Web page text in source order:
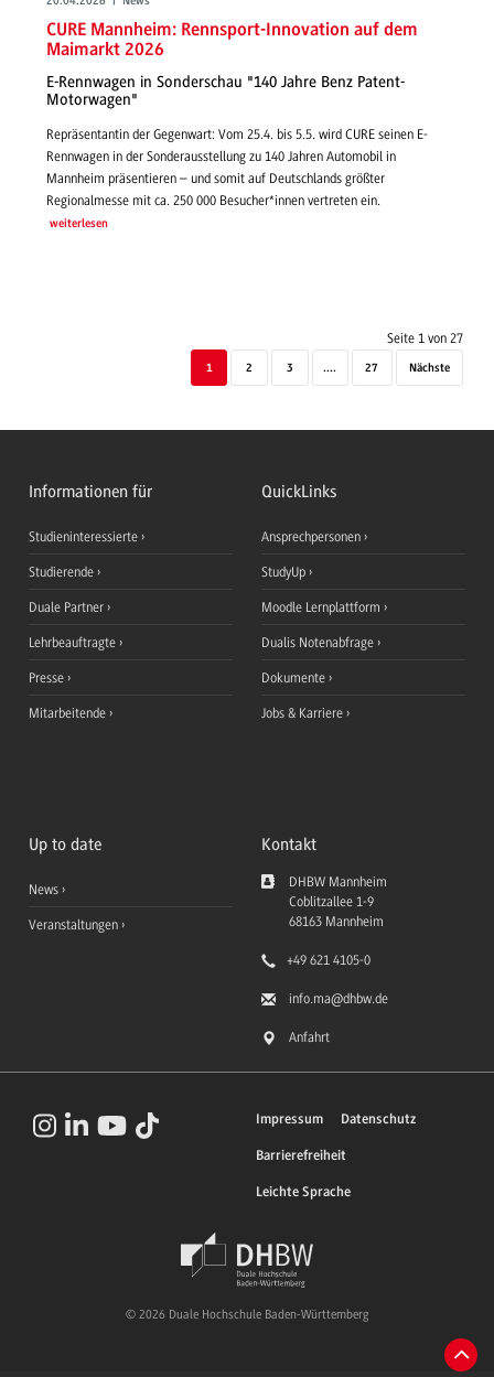
CURE Mannheim: Rennsport-Innovation auf dem
Maimarkt 2026
E-Rennwagen in Sonderschau "140 Jahre Benz Patent-
Motorwagen"
Repräsentantin der Gegenwart: Vom 25.4. bis 5.5. wird CURE seinen E-
Rennwagen in der Sonderausstellung zu 140 Jahren Automobil in
Mannheim präsentieren – und somit auf Deutschlands größter
Regionalmesse mit ca. 250 000 Besucher*innen vertreten ein.
weiterlesen
Seite 1 von 27
1 2 3 .... 27 Nächste
Informationen für
Studieninteressierte
Studierende
Duale Partner
Lehrbeauftragte
Presse
Mitarbeitende
QuickLinks
Ansprechpersonen
StudyUp
Moodle Lernplattform
Dualis Notenabfrage
Dokumente
Jobs & Karriere
Up to date
News
Veranstaltungen
Kontakt
DHBW Mannheim
Coblitzallee 1-9
68163 Mannheim
+49 621 4105-0
info.ma@dhbw.de
Anfahrt
Impressum Datenschutz
Barrierefreiheit
Leichte Sprache
© 2026 Duale Hochschule Baden-Württemberg
Zum